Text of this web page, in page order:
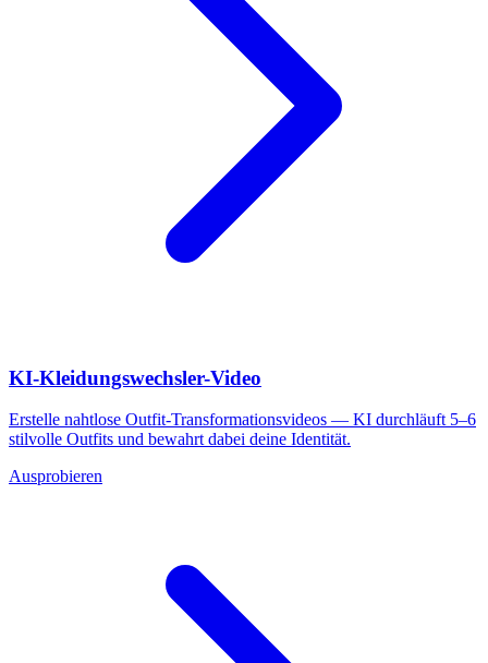
KI-Kleidungswechsler-Video
Erstelle nahtlose Outfit-Transformationsvideos — KI durchläuft 5–6
stilvolle Outfits und bewahrt dabei deine Identität.
Ausprobieren